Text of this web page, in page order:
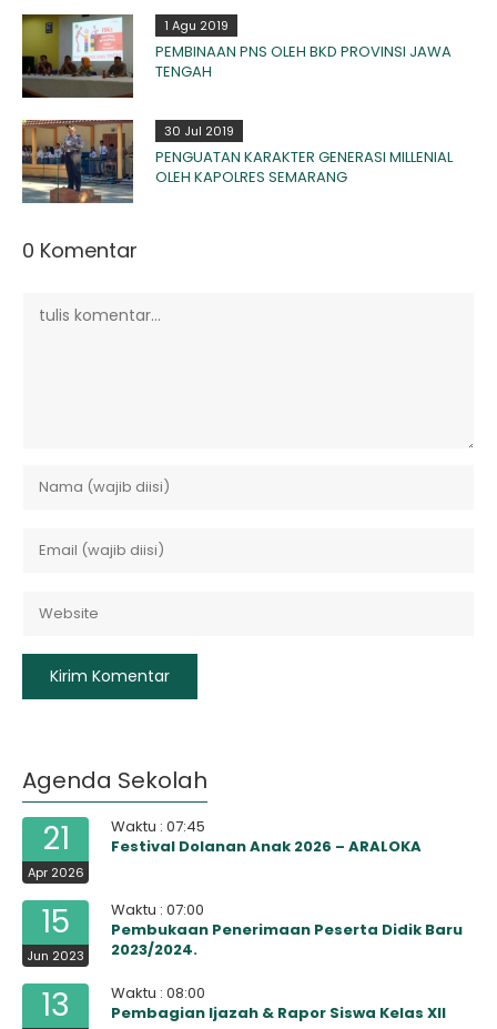
1 Agu 2019
PEMBINAAN PNS OLEH BKD PROVINSI JAWA
TENGAH
30 Jul 2019
PENGUATAN KARAKTER GENERASI MILLENIAL
OLEH KAPOLRES SEMARANG
0 Komentar
Agenda Sekolah
21
Apr 2026
Waktu : 07:45
Festival Dolanan Anak 2026 – ARALOKA
15
Jun 2023
Waktu : 07:00
Pembukaan Penerimaan Peserta Didik Baru
2023/2024.
13
Waktu : 08:00
Pembagian Ijazah & Rapor Siswa Kelas XII